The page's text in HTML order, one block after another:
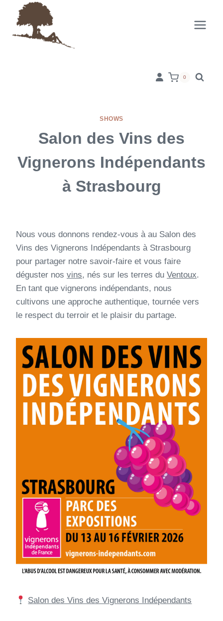
content
0
SHOWS
Salon des Vins des
Vignerons Indépendants
à Strasbourg
Nous vous donnons rendez-vous à au Salon des
Vins des Vignerons Indépendants à Strasbourg
pour partager notre savoir-faire et vous faire
déguster nos vins, nés sur les terres du Ventoux.
En tant que vignerons indépendants, nous
cultivons une approche authentique, tournée vers
le respect du terroir et le plaisir du partage.
Salon des Vins des Vignerons Indépendants